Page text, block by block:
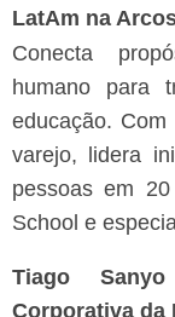
LatAm na
Conecta
humano para
educação.
varejo, lidera
pessoas em
School e
Tiago
Corporativa da